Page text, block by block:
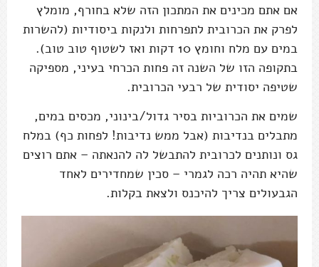
אם אתם מכינים את המתכון הזה שלא בחורף, מומלץ
לפרק את הכרובית לתפרחות ולנקות ביסודיות (להשרות
במים עם מלח וחומץ 10 דקות ואז לשטוף טוב טוב).
בתקופה הזו של השנה זה פחות הכרחי בעיני, מספיקה
שטיפה יסודית של רבעי הכרובית.
שמים את הכרוביות בסיר גדול/בינוני, מכסים במים,
מתבלים בנדיבות (אבל ממש נדיבות! לפחות כף) במלח
גס ונותנים לכרובית להתבשל לה להנאתה – אתם רוצים
שהיא תהיה רכה לגמרי – סכין שמחדירים לאחד
הגבעולים צריך להיכנס ולצאת בקלות.